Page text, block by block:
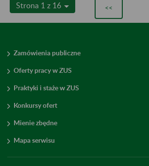
Strona 1 z 16 <<
Zamówienia publiczne
Oferty pracy w ZUS
Praktyki i staże w ZUS
Konkursy ofert
Mienie zbędne
Mapa serwisu